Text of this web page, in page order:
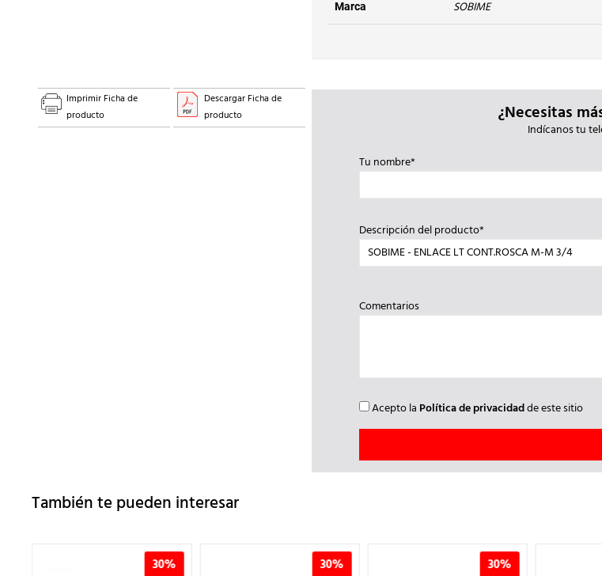
Marca SOBIME
Imprimir Ficha de
producto
Descargar Ficha de
producto
¿Necesitas
Indícanos tu
Tu nombre*
Descripción del producto*
Comentarios
Acepto la Política de privacidadde este sitio
También te pueden interesar
30% 30% 30%